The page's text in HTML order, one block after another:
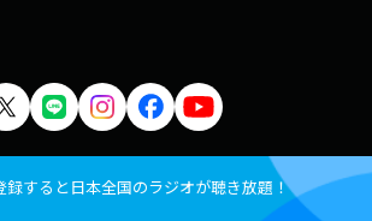
録すると日本全国のラジオが聴き放題！